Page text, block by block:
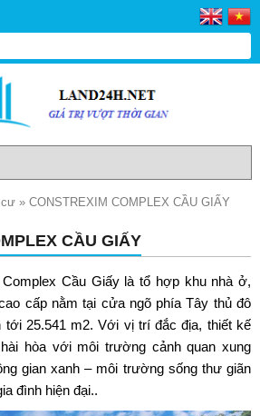
cư » CONSTREXIM COMPLEX CẦU GIẤY
CẦU GIẤY
Cầu Giấylà tổ hợp khu nhà ở,
cấp nằm tại cửa ngõ phía Tây thủ đô
25.541 m2. Với vị trí đắc địa, thiết kế
hòa với môi trường cảnh quan xung
gian xanh – môi trường sống thư giãn
đình hiện đại..